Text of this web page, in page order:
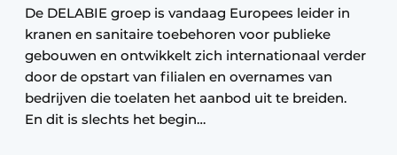
De DELABIE groep is vandaag Europees leider in
kranen en sanitaire toebehoren voor publieke
gebouwen en ontwikkelt zich internationaal verder
door de opstart van filialen en overnames van
bedrijven die toelaten het aanbod uit te breiden.
En dit is slechts het begin…